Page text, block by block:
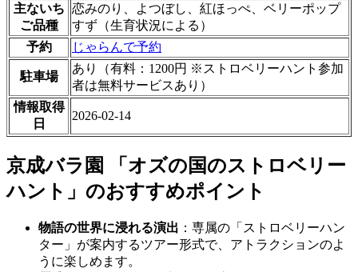
主ないち
ご品種
恋みのり、よつぼし、紅ほっぺ、ベリーポップ
すず（生育状況による）
予約
じゃらんで予約
駐車場
あり（有料：1200円 ※ストロベリーハント参加
者は無料サービスあり）
情報取得
日
2026-02-14
京成バラ園 「オズの国のストロベリー
ハント」のおすすめポイント
物語の世界に浸れる演出 ：専属の「ストロベリーハン
ター」が案内するツアー形式で、アトラクションのよ
うに楽しめます。